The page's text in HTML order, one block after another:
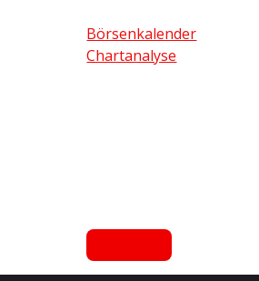
Börsenkalender
Chartanalyse